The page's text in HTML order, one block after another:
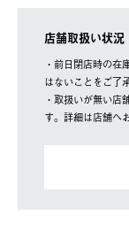
店舗取扱い状況
・前日閉店時の在
はないことをご了
・取扱いが無い店
す。詳細は店舗へ